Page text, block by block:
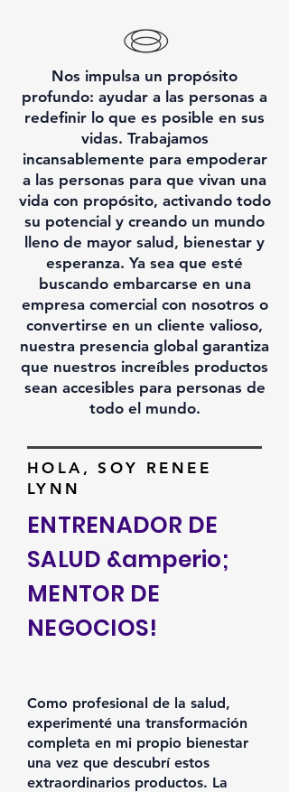
Nos impulsa un propósito
profundo: ayudar a las personas a
redefinir lo que es posible en sus
vidas. Trabajamos
incansablemente para empoderar
a las personas para que vivan una
vida con propósito, activando todo
su potencial y creando un mundo
lleno de mayor salud, bienestar y
esperanza. Ya sea que esté
buscando embarcarse en una
empresa comercial con nosotros o
convertirse en un cliente valioso,
nuestra presencia global garantiza
que nuestros increíbles productos
sean accesibles para personas de
todo el mundo.
HOLA, SOY RENEE
LYNN
ENTRENADOR DE
SALUD &amperio;
MENTOR DE
NEGOCIOS!
Como profesional de la salud,
experimenté una transformación
completa en mi propio bienestar
una vez que descubrí estos
extraordinarios productos. La